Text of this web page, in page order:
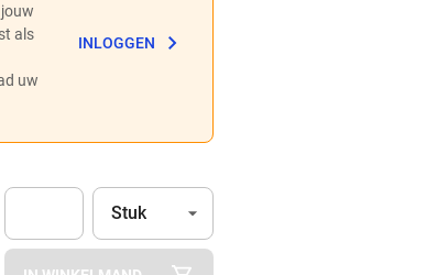
als
uw
INLOGGEN
Apok.Product.Detail.AddToCart.Quantity
Eenheid (Optioneel)
Stuk